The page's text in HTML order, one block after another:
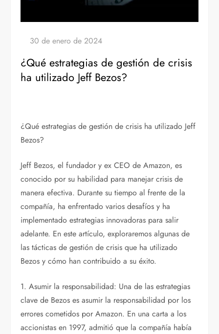
¿Qué estrategias de gestión de crisis
ha utilizado Jeff Bezos?
¿Qué estrategias de gestión de crisis ha utilizado Jeff
Bezos?
Jeff Bezos, el fundador y ex CEO de Amazon, es
conocido por su habilidad para manejar crisis de
manera efectiva. Durante su tiempo al frente de la
compañía, ha enfrentado varios desafíos y ha
implementado estrategias innovadoras para salir
adelante. En este artículo, exploraremos algunas de
las tácticas de gestión de crisis que ha utilizado
Bezos y cómo han contribuido a su éxito.
1. Asumir la responsabilidad: Una de las estrategias
clave de Bezos es asumir la responsabilidad por los
errores cometidos por Amazon. En una carta a los
accionistas en 1997, admitió que la compañía había